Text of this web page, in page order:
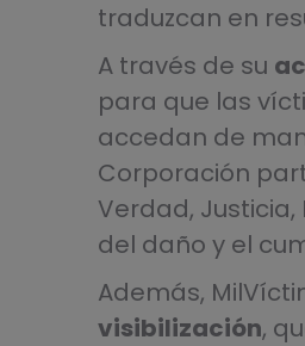
traduzcan en
A través de su
para que las
accedan de
Corporación
Verdad,
del daño y el
Además,
visibilización,